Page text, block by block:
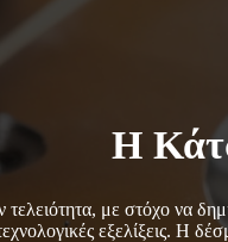
Η
τελειότητα, με στόχο να
εξελίξεις. Η